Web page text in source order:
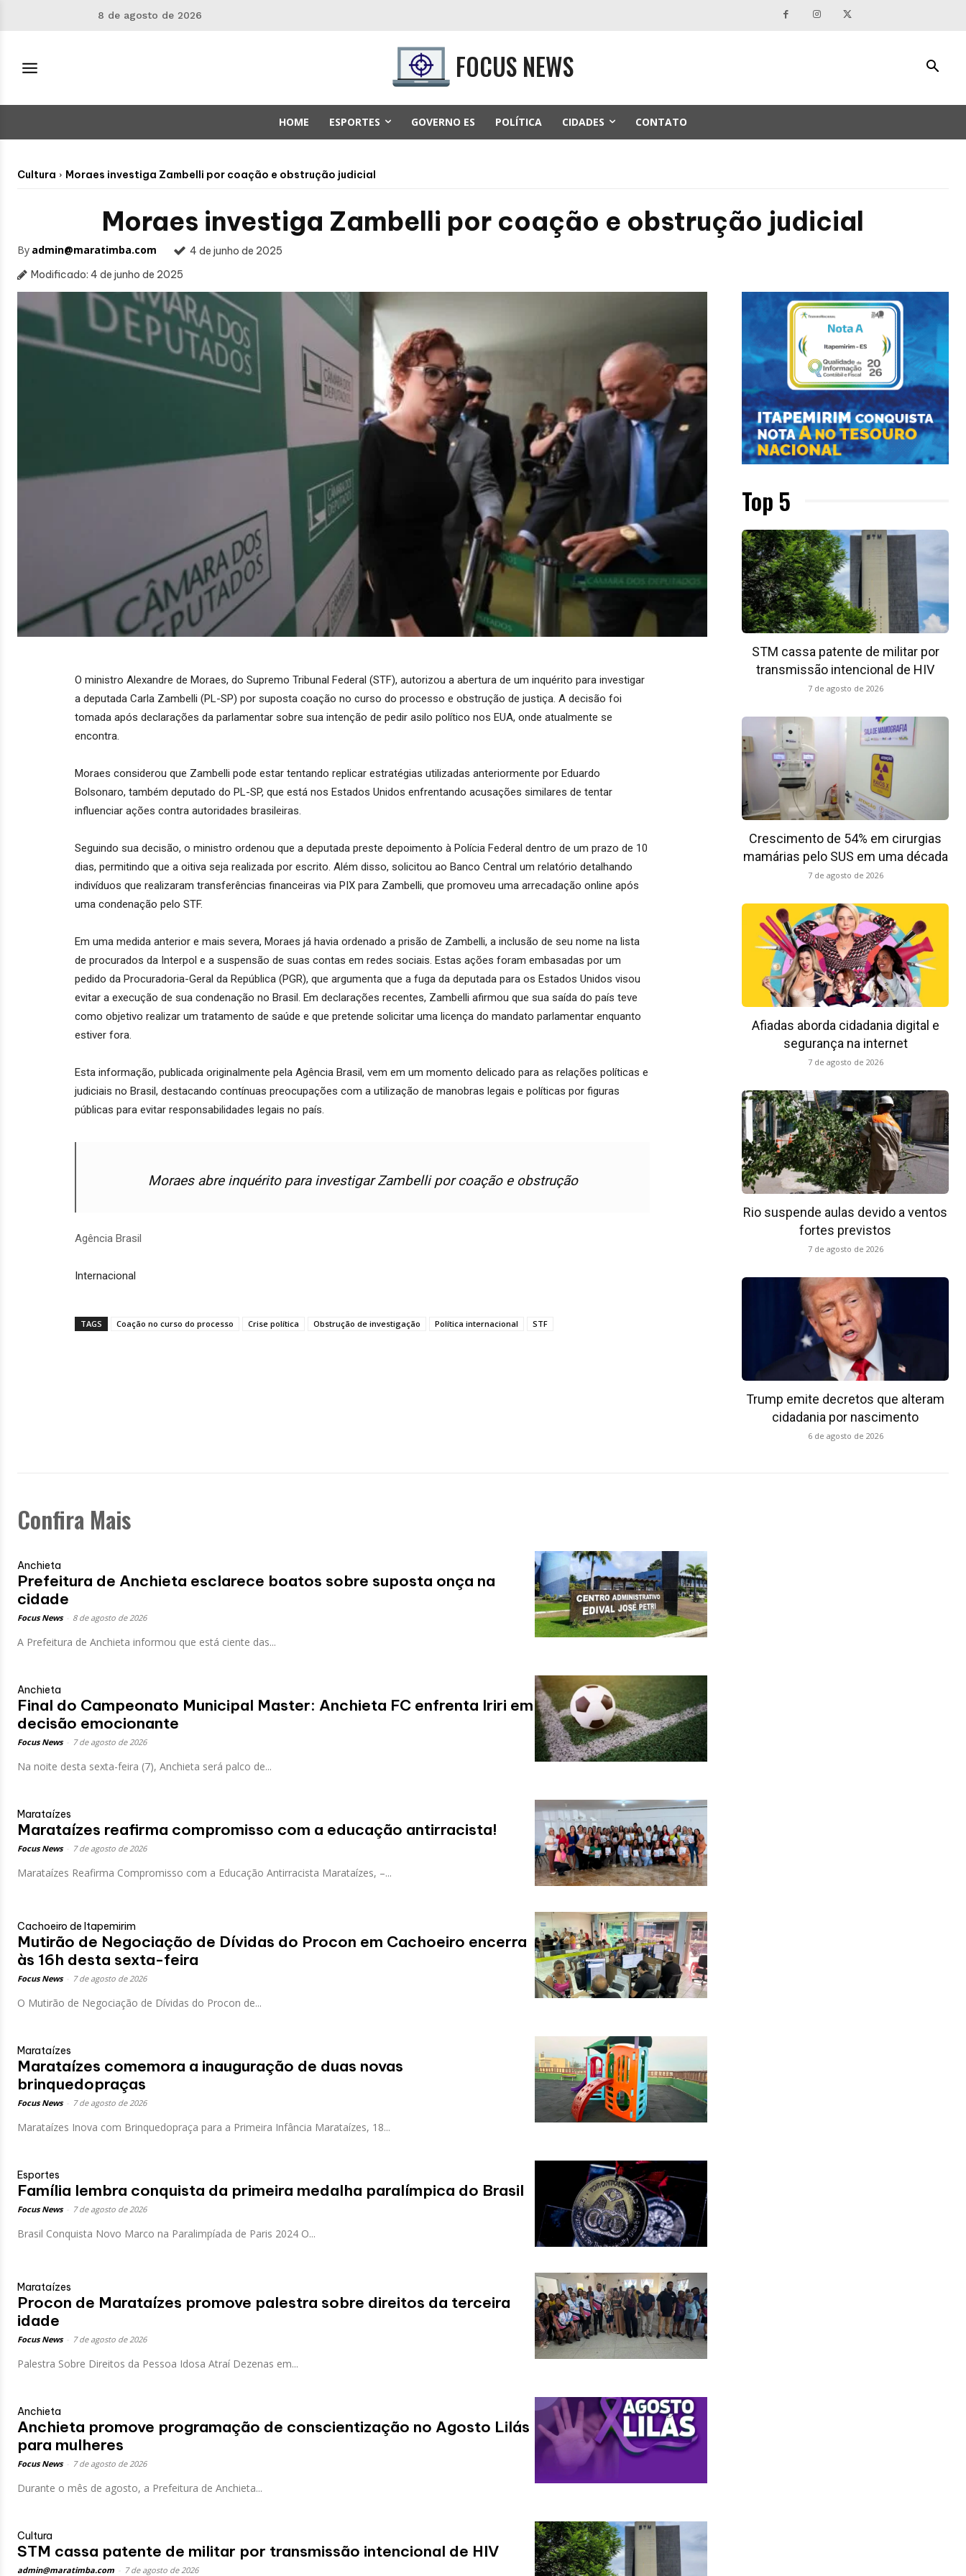
8 de agosto de 2026
FOCUS NEWS
HOME ESPORTES GOVERNO ES POLÍTICA CIDADES CONTATO
Cultura Moraes investiga Zambelli por coação e obstrução judicial
Moraes investiga Zambelli por coação e obstrução judicial
By admin@maratimba.com
4 de junho de 2025
Modificado: 4 de junho de 2025
O ministro Alexandre de Moraes, do Supremo Tribunal Federal (STF), autorizou a abertura de um inquérito para investigar
a deputada Carla Zambelli (PL-SP) por suposta coação no curso do processo e obstrução de justiça. A decisão foi
tomada após declarações da parlamentar sobre sua intenção de pedir asilo político nos EUA, onde atualmente se
encontra.
Moraes considerou que Zambelli pode estar tentando replicar estratégias utilizadas anteriormente por Eduardo
Bolsonaro, também deputado do PL-SP, que está nos Estados Unidos enfrentando acusações similares de tentar
influenciar ações contra autoridades brasileiras.
Seguindo sua decisão, o ministro ordenou que a deputada preste depoimento à Polícia Federal dentro de um prazo de 10
dias, permitindo que a oitiva seja realizada por escrito. Além disso, solicitou ao Banco Central um relatório detalhando
indivíduos que realizaram transferências financeiras via PIX para Zambelli, que promoveu uma arrecadação online após
uma condenação pelo STF.
Em uma medida anterior e mais severa, Moraes já havia ordenado a prisão de Zambelli, a inclusão de seu nome na lista
de procurados da Interpol e a suspensão de suas contas em redes sociais. Estas ações foram embasadas por um
pedido da Procuradoria-Geral da República (PGR), que argumenta que a fuga da deputada para os Estados Unidos visou
evitar a execução de sua condenação no Brasil. Em declarações recentes, Zambelli afirmou que sua saída do país teve
como objetivo realizar um tratamento de saúde e que pretende solicitar uma licença do mandato parlamentar enquanto
estiver fora.
Esta informação, publicada originalmente pela Agência Brasil, vem em um momento delicado para as relações políticas e
judiciais no Brasil, destacando contínuas preocupações com a utilização de manobras legais e políticas por figuras
públicas para evitar responsabilidades legais no país.
Moraes abre inquérito para investigar Zambelli por coação e obstrução
Agência Brasil
Internacional
TAGS Coação no curso do processo Crise política Obstrução de investigação Política internacional STF
Top 5
STM cassa patente de militar por
transmissão intencional de HIV
7 de agosto de 2026
Crescimento de 54% em cirurgias
mamárias pelo SUS em uma década
7 de agosto de 2026
Afiadas aborda cidadania digital e
segurança na internet
7 de agosto de 2026
Rio suspende aulas devido a ventos
fortes previstos
7 de agosto de 2026
Trump emite decretos que alteram
cidadania por nascimento
6 de agosto de 2026
Confira Mais
Anchieta
Prefeitura de Anchieta esclarece boatos sobre suposta onça na
cidade
Focus News 8 de agosto de 2026
A Prefeitura de Anchieta informou que está ciente das...
Anchieta
Final do Campeonato Municipal Master: Anchieta FC enfrenta Iriri em
decisão emocionante
Focus News 7 de agosto de 2026
Na noite desta sexta-feira (7), Anchieta será palco de...
Marataízes
Marataízes reafirma compromisso com a educação antirracista!
Focus News 7 de agosto de 2026
Marataízes Reafirma Compromisso com a Educação Antirracista Marataízes, –...
Cachoeiro de Itapemirim
Mutirão de Negociação de Dívidas do Procon em Cachoeiro encerra
às 16h desta sexta-feira
Focus News 7 de agosto de 2026
O Mutirão de Negociação de Dívidas do Procon de...
Marataízes
Marataízes comemora a inauguração de duas novas
brinquedopraças
Focus News 7 de agosto de 2026
Marataízes Inova com Brinquedopraça para a Primeira Infância Marataízes, 18...
Esportes
Família lembra conquista da primeira medalha paralímpica do Brasil
Focus News 7 de agosto de 2026
Brasil Conquista Novo Marco na Paralimpíada de Paris 2024 O...
Marataízes
Procon de Marataízes promove palestra sobre direitos da terceira
idade
Focus News 7 de agosto de 2026
Palestra Sobre Direitos da Pessoa Idosa Atraí Dezenas em...
Anchieta
Anchieta promove programação de conscientização no Agosto Lilás
para mulheres
Focus News 7 de agosto de 2026
Durante o mês de agosto, a Prefeitura de Anchieta...
Cultura
STM cassa patente de militar por transmissão intencional de HIV
admin@maratimba.com 7 de agosto de 2026